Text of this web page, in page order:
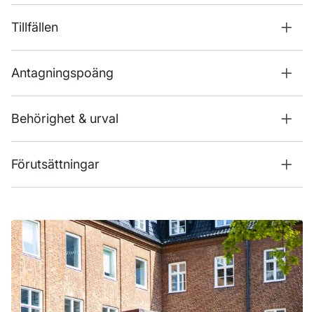
Tillfällen
Antagningspoäng
Behörighet & urval
Förutsättningar